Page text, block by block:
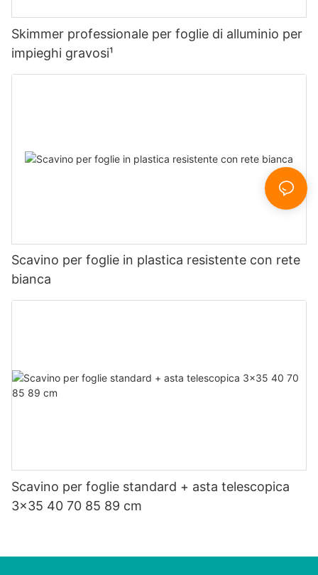
Skimmer professionale per foglie di alluminio per
impieghi gravosi¹
Scavino per foglie in plastica resistente con rete
bianca
Scavino per foglie standard + asta telescopica
3x35 40 70 85 89 cm